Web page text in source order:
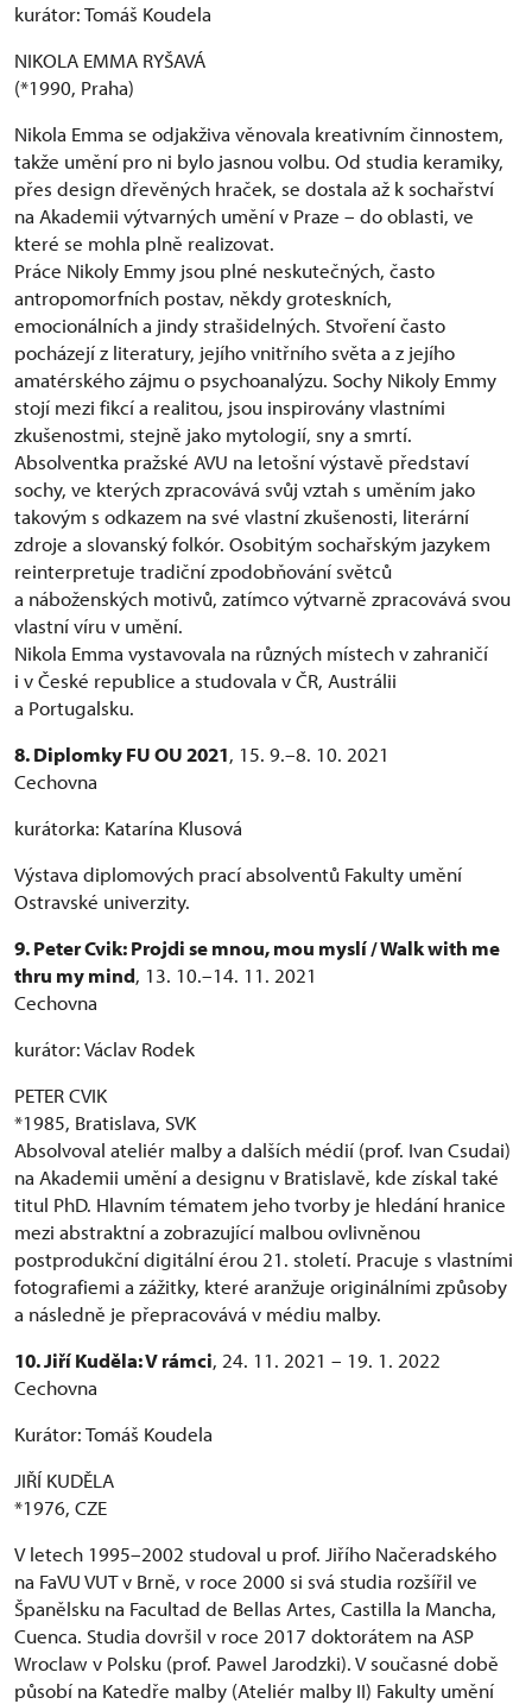
kurátor: Tomáš Koudela
NIKOLA EMMA RYŠAVÁ
(*1990, Praha)
Nikola Emma se odjakživa věnovala kreativním činnostem,
takže umění pro ni bylo jasnou volbu. Od studia keramiky,
přes design dřevěných hraček, se dostala až k sochařství
na Akademii výtvarných umění v Praze – do oblasti, ve
které se mohla plně realizovat.
Práce Nikoly Emmy jsou plné neskutečných, často
antropomorfních postav, někdy groteskních,
emocionálních a jindy strašidelných. Stvoření často
pocházejí z literatury, jejího vnitřního světa a z jejího
amatérského zájmu o psychoanalýzu. Sochy Nikoly Emmy
stojí mezi fikcí a realitou, jsou inspirovány vlastními
zkušenostmi, stejně jako mytologií, sny a smrtí.
Absolventka pražské AVU na letošní výstavě představí
sochy, ve kterých zpracovává svůj vztah s uměním jako
takovým s odkazem na své vlastní zkušenosti, literární
zdroje a slovanský folkór. Osobitým sochařským jazykem
reinterpretuje tradiční zpodobňování světců
a náboženských motivů, zatímco výtvarně zpracovává svou
vlastní víru v umění.
Nikola Emma vystavovala na různých místech v zahraničí
i v České republice a studovala v ČR, Austrálii
a Portugalsku.
8. Diplomky FU OU 2021, 15. 9.–8. 10. 2021
Cechovna
kurátorka: Katarína Klusová
Výstava diplomových prací absolventů Fakulty umění
Ostravské univerzity.
9. Peter Cvik: Projdi se mnou, mou myslí / Walk with me
thru my mind, 13. 10.–14. 11. 2021
Cechovna
kurátor: Václav Rodek
PETER CVIK
*1985, Bratislava, SVK
Absolvoval ateliér malby a dalších médií (prof. Ivan Csudai)
na Akademii umění a designu v Bratislavě, kde získal také
titul PhD. Hlavním tématem jeho tvorby je hledání hranice
mezi abstraktní a zobrazující malbou ovlivněnou
postprodukční digitální érou 21. století. Pracuje s vlastními
fotografiemi a zážitky, které aranžuje originálními způsoby
a následně je přepracovává v médiu malby.
10. Jiří Kuděla: V rámci, 24. 11. 2021 – 19. 1. 2022
Cechovna
Kurátor: Tomáš Koudela
JIŘÍ KUDĚLA
*1976, CZE
V letech 1995–2002 studoval u prof. Jiřího Načeradského
na FaVU VUT v Brně, v roce 2000 si svá studia rozšířil ve
Španělsku na Facultad de Bellas Artes, Castilla la Mancha,
Cuenca. Studia dovršil v roce 2017 doktorátem na ASP
Wroclaw v Polsku (prof. Pawel Jarodzki). V současné době
působí na Katedře malby (Ateliér malby II) Fakulty umění